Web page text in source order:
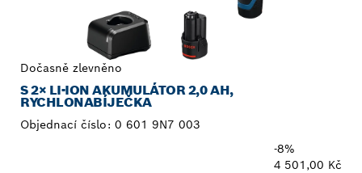
Dočasně zlevněno
S 2× LI-ION AKUMULÁTOR 2,0 AH,
RYCHLONABÍJEČKA
Objednací číslo: 0 601 9N7 003
-8%
4 501,00 Kč